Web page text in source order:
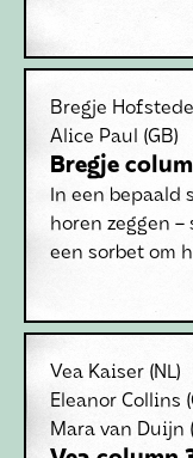
Bregje Hofstede
Alice Paul
(GB)
Bregje
In een bepaald
horen zeggen
een sorbet om
Vea Kaiser (NL)
Eleanor Collins
Mara van Duijn